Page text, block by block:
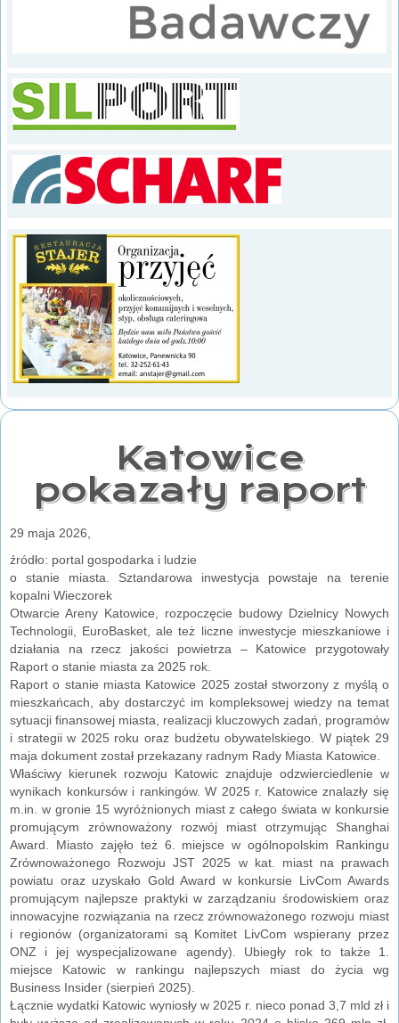
Katowice
pokazały raport
29 maja 2026,
źródło: portal gospodarka i ludzie
o stanie miasta. Sztandarowa inwestycja powstaje na terenie
kopalni Wieczorek
Otwarcie Areny Katowice, rozpoczęcie budowy Dzielnicy Nowych
Technologii, EuroBasket, ale też liczne inwestycje mieszkaniowe i
działania na rzecz jakości powietrza – Katowice przygotowały
Raport o stanie miasta za 2025 rok.
Raport o stanie miasta Katowice 2025 został stworzony z myślą o
mieszkańcach, aby dostarczyć im kompleksowej wiedzy na temat
sytuacji finansowej miasta, realizacji kluczowych zadań, programów
i strategii w 2025 roku oraz budżetu obywatelskiego. W piątek 29
maja dokument został przekazany radnym Rady Miasta Katowice.
Właściwy kierunek rozwoju Katowic znajduje odzwierciedlenie w
wynikach konkursów i rankingów. W 2025 r. Katowice znalazły się
m.in. w gronie 15 wyróżnionych miast z całego świata w konkursie
promującym zrównoważony rozwój miast otrzymując Shanghai
Award. Miasto zajęło też 6. miejsce w ogólnopolskim Rankingu
Zrównoważonego Rozwoju JST 2025 w kat. miast na prawach
powiatu oraz uzyskało Gold Award w konkursie LivCom Awards
promującym najlepsze praktyki w zarządzaniu środowiskiem oraz
innowacyjne rozwiązania na rzecz zrównoważonego rozwoju miast
i regionów (organizatorami są Komitet LivCom wspierany przez
ONZ i jej wyspecjalizowane agendy). Ubiegły rok to także 1.
miejsce Katowic w rankingu najlepszych miast do życia wg
Business Insider (sierpień 2025).
Łącznie wydatki Katowic wyniosły w 2025 r. nieco ponad 3,7 mld zł i